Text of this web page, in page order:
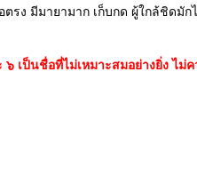
รง มีมายามาก เก็บกด ผู้ใกล้ชิดมัก
เป็นชื่อที่ไม่เหมาะสมอย่างยิ่ง ไม่